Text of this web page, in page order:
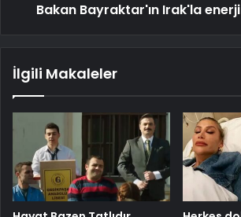
Bakan Bayraktar'ın Irak'la
İlgili Makaleler